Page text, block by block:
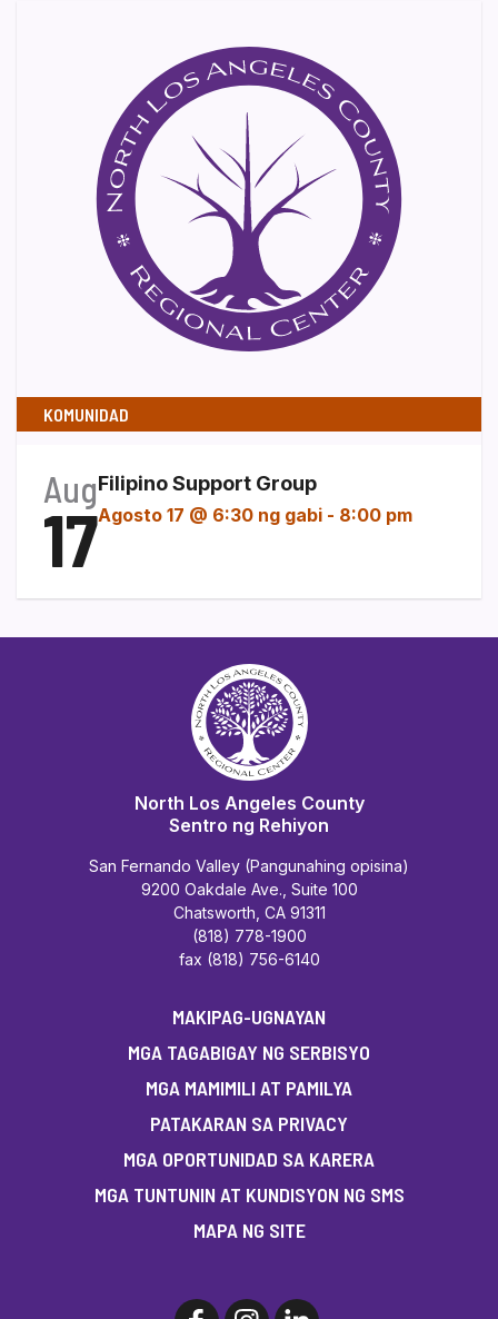
KOMUNIDAD
Aug
17
Filipino Support Group
Agosto 17 @ 6:30 ng gabi - 8:00 pm
North Los Angeles County
Sentro ng Rehiyon
San Fernando Valley (Pangunahing opisina)
9200 Oakdale Ave., Suite 100
Chatsworth, CA 91311
(818) 778-1900
fax (818) 756-6140
MAKIPAG-UGNAYAN
MGA TAGABIGAY NG SERBISYO
MGA MAMIMILI AT PAMILYA
PATAKARAN SA PRIVACY
MGA OPORTUNIDAD SA KARERA
MGA TUNTUNIN AT KUNDISYON NG SMS
MAPA NG SITE